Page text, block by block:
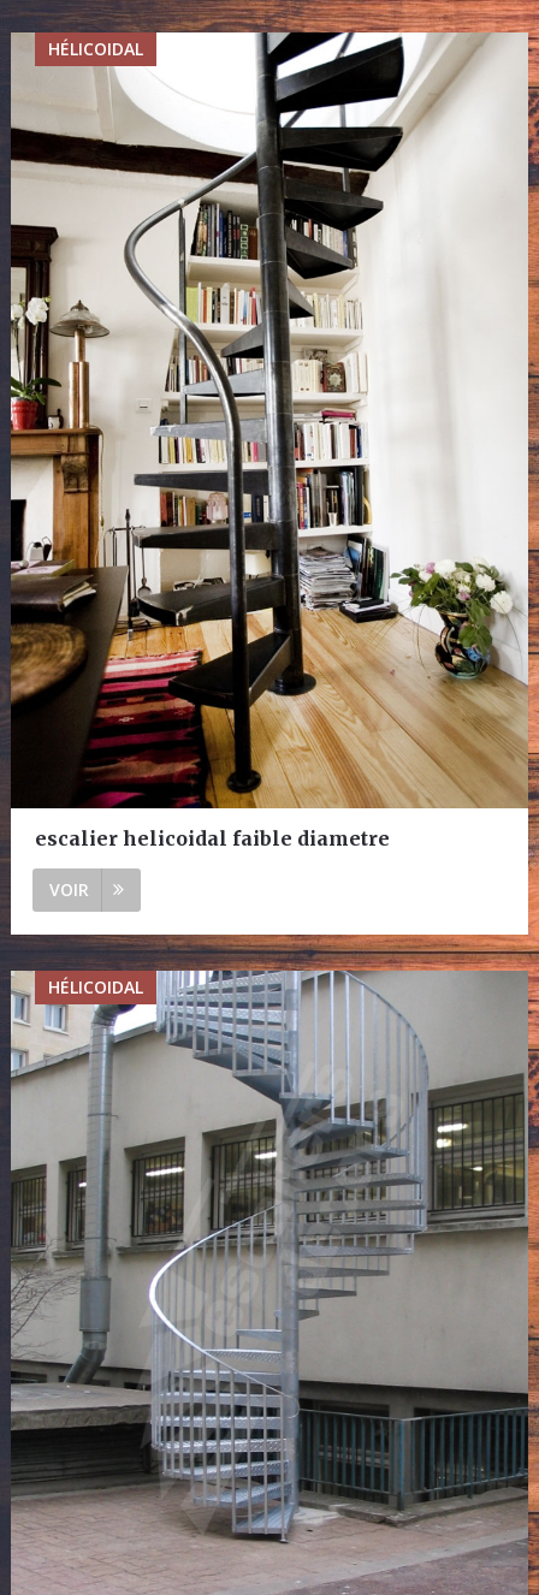
HÉLICOIDAL
escalier helicoidal faible diametre
VOIR
HÉLICOIDAL